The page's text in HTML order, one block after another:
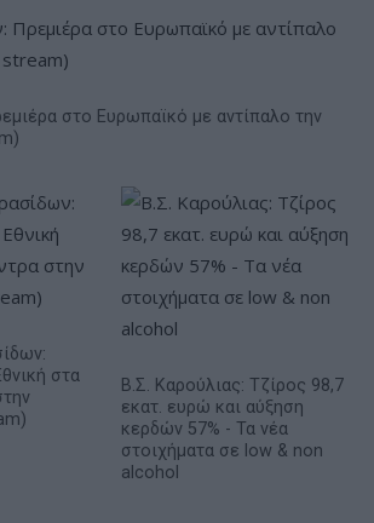
στο Ευρωπαϊκό με αντίπαλο την
στα
Β.Σ. Καρούλιας: Τζίρος 98,7
εκατ. ευρώ και αύξηση
κερδών 57% - Τα νέα
στοιχήματα σε low & non
alcohol